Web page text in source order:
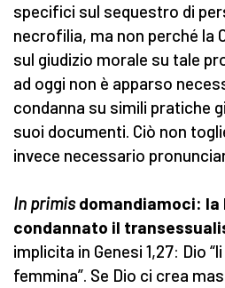
specifici sul sequestro di
necrofilia, ma non perché la
sul giudizio morale su tale
ad oggi non è apparso
condanna su simili pratiche
suoi documenti. Ciò non
invece necessario
In primisdomandiamoci: la
condannato il
implicita in Genesi 1,27: Dio
femmina”. Se Dio ci crea